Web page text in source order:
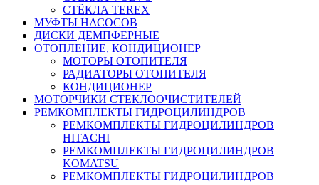
СТЁКЛА TEREX
МУФТЫ НАСОСОВ
ДИСКИ ДЕМПФЕРНЫЕ
ОТОПЛЕНИЕ, КОНДИЦИОНЕР
МОТОРЫ ОТОПИТЕЛЯ
РАДИАТОРЫ ОТОПИТЕЛЯ
КОНДИЦИОНЕР
МОТОРЧИКИ СТЕКЛООЧИСТИТЕЛЕЙ
РЕМКОМПЛЕКТЫ ГИДРОЦИЛИНДРОВ
РЕМКОМПЛЕКТЫ ГИДРОЦИЛИНДРОВ
HITACHI
РЕМКОМПЛЕКТЫ ГИДРОЦИЛИНДРОВ
KOMATSU
РЕМКОМПЛЕКТЫ ГИДРОЦИЛИНДРОВ